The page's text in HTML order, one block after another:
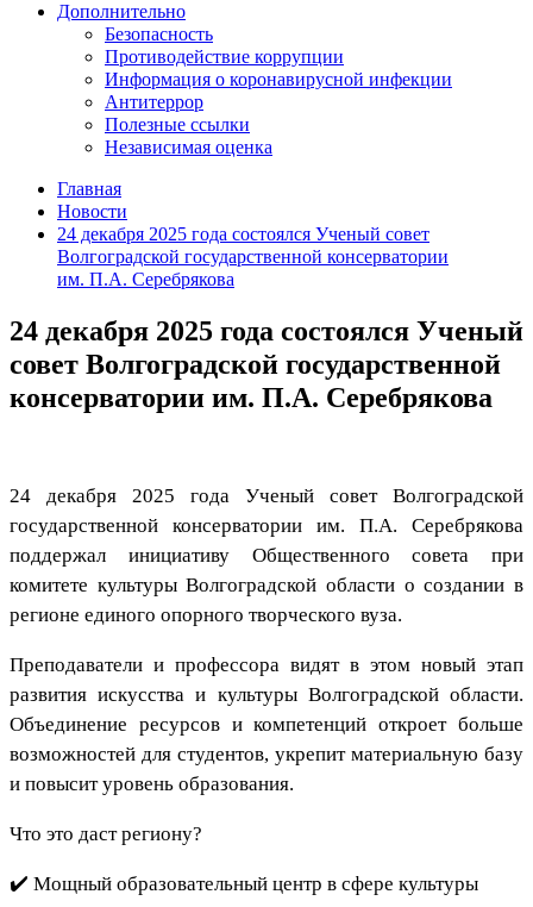
Дополнительно
Безопасность
Противодействие коррупции
Информация о коронавирусной инфекции
Антитеррор
Полезные ссылки
Независимая оценка
Главная
Новости
24 декабря 2025 года состоялся Ученый совет
Волгоградской государственной консерватории
им. П.А. Серебрякова
24 декабря 2025 года состоялся Ученый
совет Волгоградской государственной
консерватории им. П.А. Серебрякова
24 декабря 2025 года Ученый совет Волгоградской
государственной консерватории им. П.А. Серебрякова
поддержал инициативу Общественного совета при
комитете культуры Волгоградской области о создании в
регионе единого опорного творческого вуза.
Преподаватели и профессора видят в этом новый этап
развития искусства и культуры Волгоградской области.
Объединение ресурсов и компетенций откроет больше
возможностей для студентов, укрепит материальную базу
и повысит уровень образования.
Что это даст региону?
✔️ Мощный образовательный центр в сфере культуры